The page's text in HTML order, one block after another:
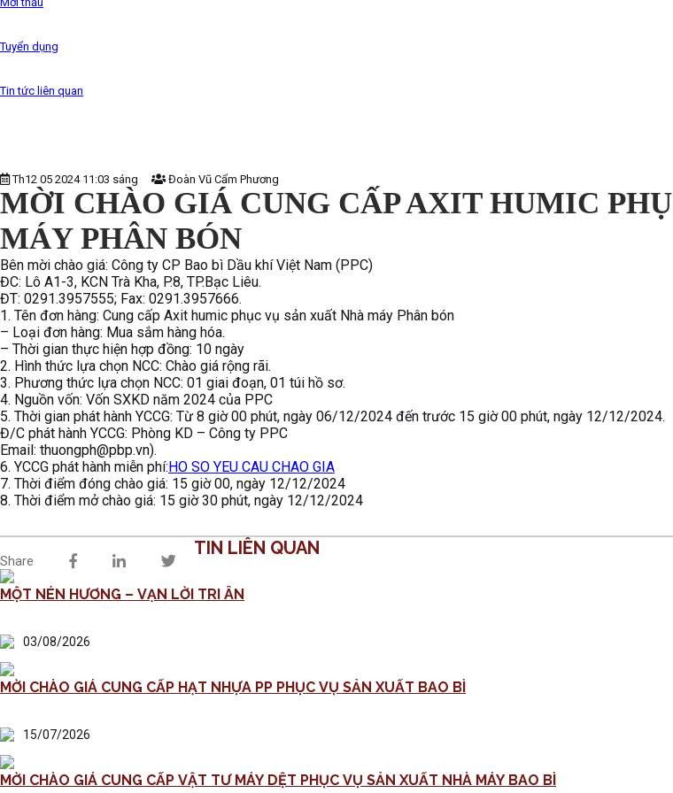
Tuyển dụng
Tin tức liên quan
Th12 05 2024 11:03 sáng Đoàn Vũ Cẩm Phương
MỜI CHÀO GIÁ CUNG CẤP AXIT HUMIC
MÁY PHÂN BÓN
Bên mời chào giá: Công ty CP Bao bì Dầu khí Việt Nam (PPC)
ĐC: Lô A1-3, KCN Trà Kha, P.8, TP.Bạc Liêu.
ĐT: 0291.3957555; Fax: 0291.3957666.
1. Tên đơn hàng: Cung cấp Axit humic phục vụ sản xuất Nhà máy Phân bón
– Loại đơn hàng: Mua sắm hàng hóa.
– Thời gian thực hiện hợp đồng: 10 ngày
2. Hình thức lựa chọn NCC: Chào giá rộng rãi.
3. Phương thức lựa chọn NCC: 01 giai đoạn, 01 túi hồ sơ.
4. Nguồn vốn: Vốn SXKD năm 2024 của PPC
5. Thời gian phát hành YCCG: Từ 8 giờ 00 phút, ngày 06/12/2024 đến trước 15 giờ 00 phút, ngày 12/12/2024.
Đ/C phát hành YCCG: Phòng KD – Công ty PPC
Email: thuongph@pbp.vn).
6. YCCG phát hành miễn phí: HO SO YEU CAU CHAO GIA
7. Thời điểm đóng chào giá: 15 giờ 00, ngày 12/12/2024
8. Thời điểm mở chào giá: 15 giờ 30 phút, ngày 12/12/2024
Share
TIN LIÊN QUAN
MỘT NÉN HƯƠNG – VẠN LỜI TRI ÂN
03/08/2026
MỜI CHÀO GIÁ CUNG CẤP HẠT NHỰA PP PHỤC VỤ SẢN XUẤT BAO BÌ
15/07/2026
MỜI CHÀO GIÁ CUNG CẤP VẬT TƯ MÁY DỆT PHỤC VỤ SẢN XUẤT NHÀ MÁY BAO BÌ